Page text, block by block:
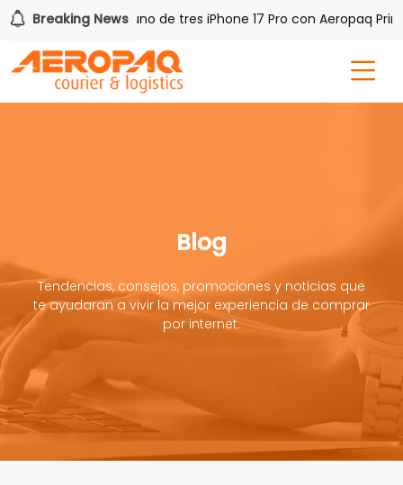
Breaking News
Gana uno de tres iPhone 17 Pro con Aeropaq Prime
Blog
Tendencias, consejos, promociones y noticias que
te ayudaran a vivir la mejor experiencia de comprar
por internet.